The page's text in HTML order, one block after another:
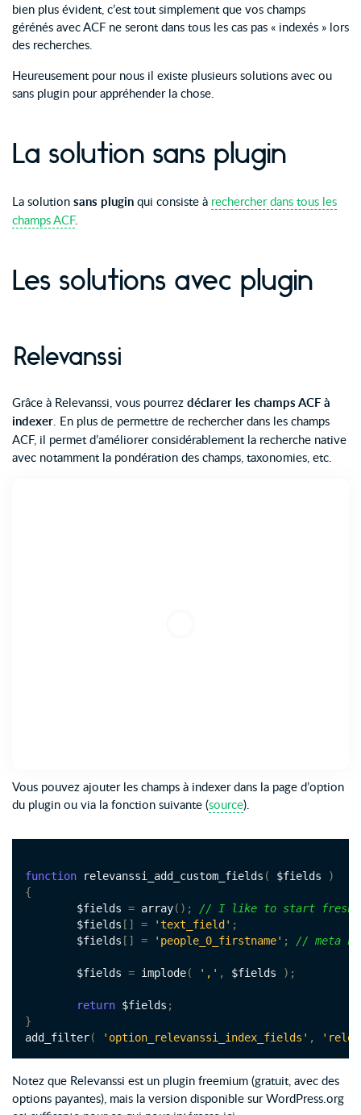
bien plus évident, c’est tout simplement que vos champs
gérénés avec ACF ne seront dans tous les cas pas « indexés » lors
des recherches.
Heureusement pour nous il existe plusieurs solutions avec ou
sans plugin pour appréhender la chose.
La solution sans plugin
La solution sans plugin qui consiste à rechercher dans tous les
champs ACF.
Les solutions avec plugin
Relevanssi
Grâce à Relevanssi, vous pourrez déclarer les champs ACF à
indexer. En plus de permettre de rechercher dans les champs
ACF, il permet d’améliorer considérablement la recherche native
avec notamment la pondération des champs, taxonomies, etc.
Vous pouvez ajouter les champs à indexer dans la page d’option
du plugin ou via la fonction suivante (source).
function relevanssi_add_custom_fields ( $fields
)
{
	$fields
= array();
// I like to start fresh
	$fields
[] = 'text_field' ;
	$fields
[] = 'people_0_firstname' ; // meta
	$fields
= implode( ',' , $fields );
return $fields ;
}
add_filter( 'option_relevanssi_index_fields' ,
Notez que Relevanssi est un plugin freemium (gratuit, avec des
options payantes), mais la version disponible sur WordPress.org